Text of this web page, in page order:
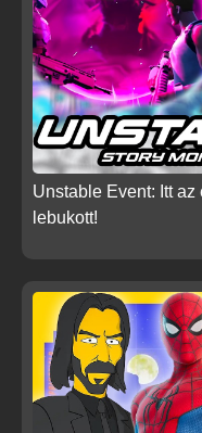
Unstable Event: Itt
lebukott!